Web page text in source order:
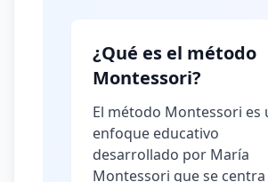
¿Qué es el método
Montessori?
El método Montessori es
enfoque educativo
desarrollado por María
Montessori que se centra